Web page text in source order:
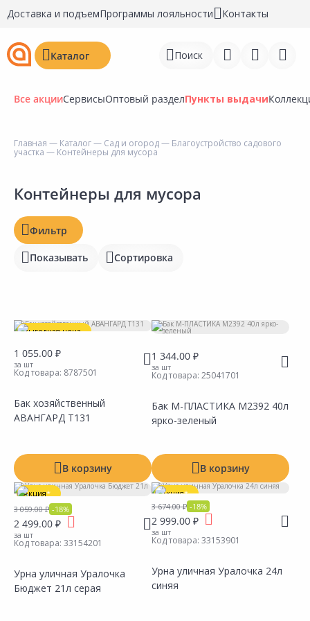
Доставка и подъемПрограммы лояльности Контакты
Каталог Поиск
Войти
Регистрация
Все акцииСервисыОптовый разделПункты выдачи
Главная — Каталог— Сад и огород— Благоустройство садового
участка — Контейнеры для мусора
Контейнеры для мусора
Цена, ₽
Наличие на складах
Статус
Отзывы
Объем
Размер
Материал
Производитель
Фильтр
Показывать Сортировка
Выгодная цена
1 055.00 ₽
за шт
Код товара: 8787501
Бак хозяйственный
АВАНГАРД Т131
В корзину
1 344.00 ₽
за шт
Код товара: 25041701
Бак М-ПЛАСТИКА М2392 40л
ярко-зеленый
В корзину
Акция*
3 059.00 ₽ -18%
2 499.00 ₽
за шт
Код товара: 33154201
Урна уличная Уралочка
Бюджет 21л серая
Акция*
3 674.00 ₽ -18%
2 999.00 ₽
за шт
Код товара: 33153901
Урна уличная Уралочка 24л
синяя